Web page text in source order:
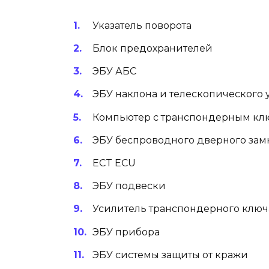
Указатель поворота
Блок предохранителей
ЭБУ АБС
ЭБУ наклона и телескопического
Компьютер с транспондерным
ЭБУ беспроводного дверного
ECT ECU
ЭБУ подвески
Усилитель транспондерного
ЭБУ прибора
ЭБУ системы защиты от кражи